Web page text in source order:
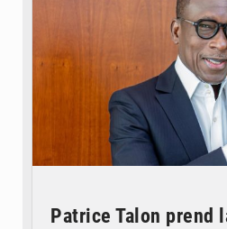
Patrice Talon prend